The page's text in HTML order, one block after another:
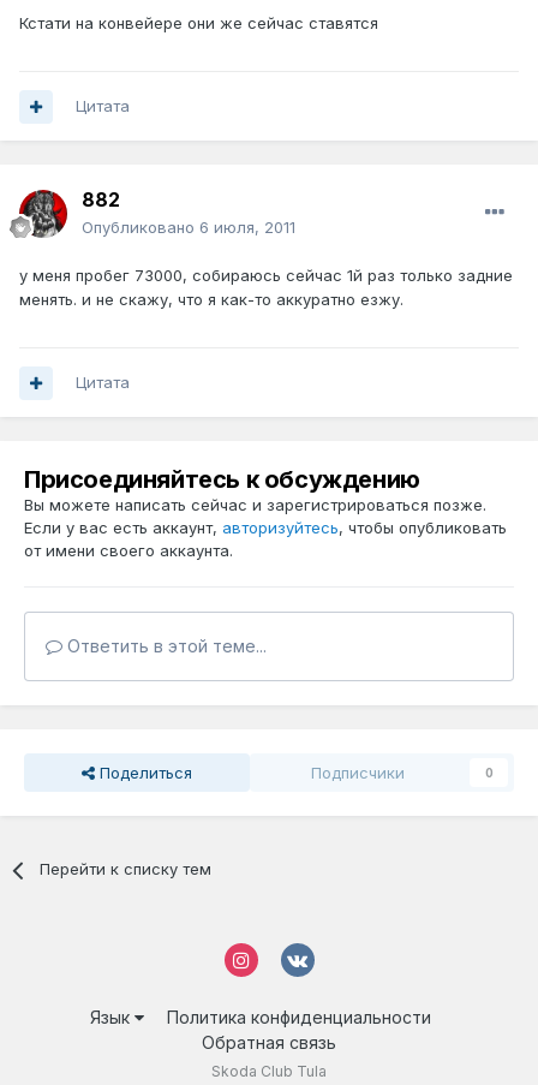
Кстати на конвейере они же сейчас ставятся
Цитата
882
Опубликовано 6 июля, 2011
у меня пробег 73000, собираюсь сейчас 1й раз только задние
менять. и не скажу, что я как-то аккуратно езжу.
Цитата
Присоединяйтесь к обсуждению
Вы можете написать сейчас и зарегистрироваться позже.
Если у вас есть аккаунт, авторизуйтесь, чтобы опубликовать
от имени своего аккаунта.
Ответить в этой теме...
Поделиться Подписчики 0
Перейти к списку тем
Язык
Политика конфиденциальности
Обратная связь
Skoda Club Tula